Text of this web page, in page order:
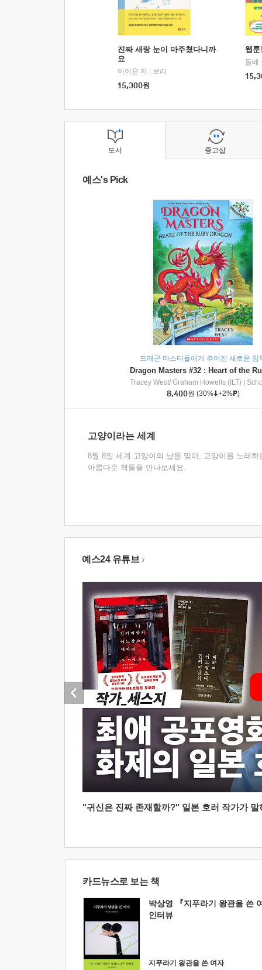
진짜 새랑 눈이 마주쳤다니까
요
이이은 저
보리
15,300원
웹
돌배
도서
예스's Pick
드래곤 마스터들에게 주어진 새로운 임
Tracey West/ Graham Howells (ILT)
8,400원 (30% +2% )
고양이라는 세계
8월 8일 세계 고양이의 날을 맞아, 고양이를 노래하
아름다운 책들을 만나보세요.
중고샵
예스24 유튜브
"귀신은 진짜 존재할까?" 일본 호러 작가가
카드뉴스로 보는 책
박상영 『지푸라기 왕관을 쓴
인터뷰
지푸라기 왕관을 쓴 여자